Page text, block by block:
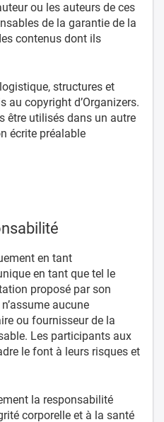
ou les auteurs de ces
de la garantie de la
contenus dont ils
structures et
au copyright d’Organizers.
être utilisés dans un autre
écrite préalable
en tant
en tant que tel le
proposé par son
aucune
ou fournisseur de la
Les participants aux
le font à leurs risques et
la responsabilité
corporelle et à la santé